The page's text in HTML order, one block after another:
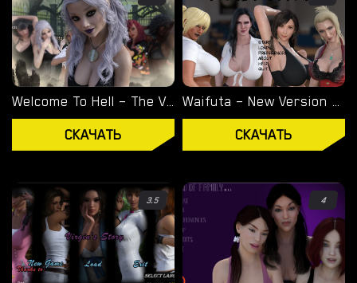
СКАЧАТЬ
ПОРНО
ИГРЫ
СКАЧАТЬ
WINDOWS ПОРНО ИГРЫ
MACOS ПОРНО ИГРЫ
LINUX ПОРНО ИГРЫ
Welcome To Hell – The Vampire Chronicles – New Version 0.1.0 Remastered [NoobPRO Games]
СКАЧАТЬ
Waifuta – New Version 0.6 [Tiltproofno]
СКАЧАТЬ
3.5 4